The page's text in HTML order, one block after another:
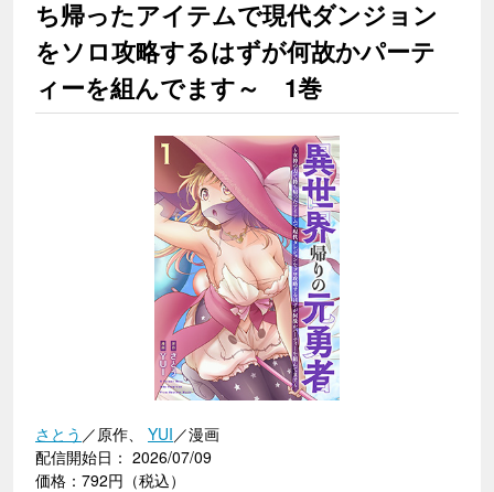
ち帰ったアイテムで現代ダンジョン
をソロ攻略するはずが何故かパーテ
ィーを組んでます～ 1巻
さとう ／原作、 YUI／漫画
配信開始日： 2026/07/09
価格：792円（税込）